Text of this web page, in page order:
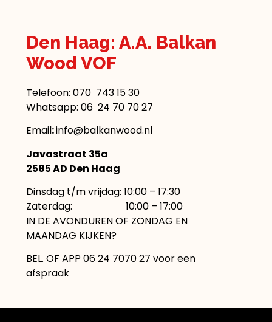
Den Haag: A.A. Balkan
Wood VOF
Telefoon:070 743 15 30
Whatsapp: 06 24 70 70 27
Email:info@balkanwood.nl
Javastraat 35a
2585 AD Den Haag
Dinsdag t/m vrijdag: 10:00 – 17:30
Zaterdag: 10:00 – 17:00
IN DE AVONDUREN OF ZONDAG EN
MAANDAG KIJKEN?
BEL. OF APP 06 24 7070 27 voor een
afspraak